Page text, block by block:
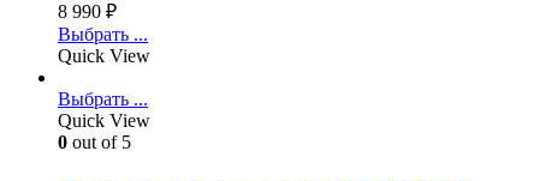
8 990 ₽
Выбрать ...
Quick View
Выбрать ...
Quick View
0 out of 5